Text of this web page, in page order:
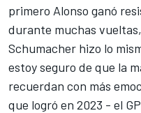
primero Alonso ganó
durante muchas
Schumacher hizo lo
estoy seguro de que la
recuerdan con más
que logró en 2023 - el